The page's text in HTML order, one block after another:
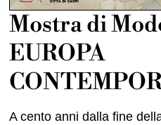
Mostra di
EUROPA
A cento anni dalla fine